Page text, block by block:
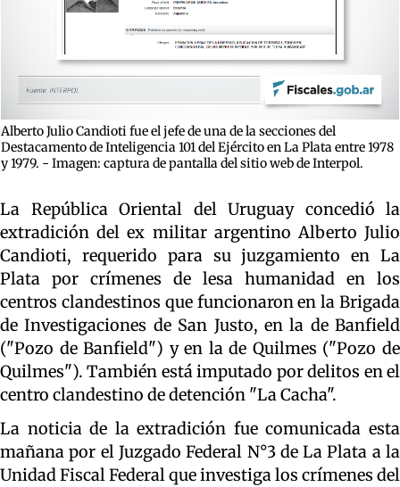
Alberto Julio Candioti fue el jefe de una de la secciones del
Destacamento de Inteligencia 101 del Ejército en La Plata entre 1978
y 1979. - Imagen: captura de pantalla del sitio web de Interpol.
La República Oriental del Uruguay concedió la
extradición del ex militar argentino Alberto Julio
Candioti, requerido para su juzgamiento en La
Plata por crímenes de lesa humanidad en los
centros clandestinos que funcionaron en la Brigada
de Investigaciones de San Justo, en la de Banfield
("Pozo de Banfield") y en la de Quilmes ("Pozo de
Quilmes"). También está imputado por delitos en el
centro clandestino de detención "La Cacha".
La noticia de la extradición fue comunicada esta
mañana por el Juzgado Federal N°3 de La Plata a la
Unidad Fiscal Federal que investiga los crímenes del